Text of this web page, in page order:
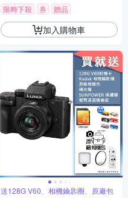
限時下殺 券 贈品
加入購物車
送128G V60、相機鑰匙圈、原廠包